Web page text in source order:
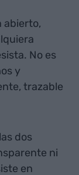
abierto,
No es
y
trazable
dos
ni
en